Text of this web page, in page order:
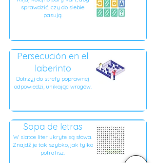
sprawdzić, czy do siebie
pasują.
Persecución en el
laberinto
Dotrzyj do strefy poprawnej
odpowiedzi, unikając wrogów.
Sopa de letras
W siatce liter ukryte są słowa.
Znajdź je tak szybko, jak tylko
potrafisz.